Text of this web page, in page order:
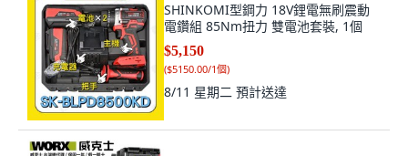
SHINKOMI型鋼力 18V鋰電無刷震動
電鑽組 85Nm扭力 雙電池套裝, 1個
$5,150
($5150.00/1個)
8/11 星期二 預計送達